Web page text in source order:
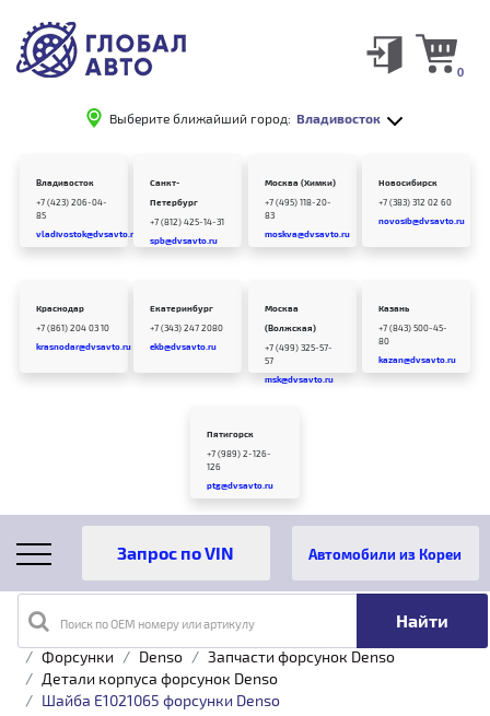
Выберите ближайший город: Владивосток
0
Владивосток
+7 (423) 206-04-
85
vladivostok@dvsavto.ru
Санкт-
Петербург
+7 (812) 425-14-31
spb@dvsavto.ru
Москва (Химки)
+7 (495) 118-20-
83
moskva@dvsavto.ru
Новосибирск
+7 (383) 312 02 60
novosib@dvsavto.ru
Краснодар
+7 (861) 204 03 10
krasnodar@dvsavto.ru
Екатеринбург
+7 (343) 247 2080
ekb@dvsavto.ru
Москва
(Волжская)
+7 (499) 325-57-
57
msk@dvsavto.ru
Казань
+7 (843) 500-45-
80
kazan@dvsavto.ru
Пятигорск
+7 (989) 2-126-
126
ptg@dvsavto.ru
Поиск по OEM номеру или артикулу
Автомобили из Кореи
Главная Каталог товаров
Топливная аппаратура
Форсунки
Denso
Запчасти форсунок Denso
Детали корпуса форсунок Denso
Шайба E1021065 форсунки Denso